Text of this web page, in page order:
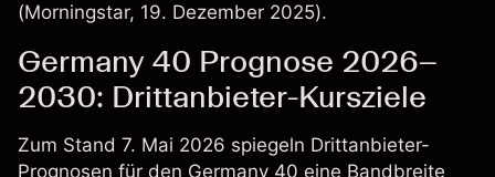
(Morningstar, 19. Dezember 2025).
Germany 40 Prognose 2026–
2030: Drittanbieter-Kursziele
Zum Stand 7. Mai 2026 spiegeln Drittanbieter-
Prognosen für den Germany 40 eine Bandbreite